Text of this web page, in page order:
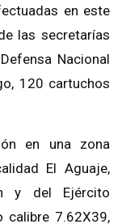
en este
las secretarías
Nacional
120 cartuchos
en una zona
El Aguaje,
y del Ejército
calibre 7.62X39,